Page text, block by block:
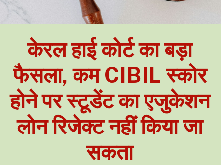
केरल हाई कोर्ट का बड़ा
फैसला, कम CIBIL स्कोर
होने पर स्टूडेंट का एजुकेशन
लोन रिजेक्ट नहीं किया जा
सकता